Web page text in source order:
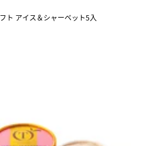
ト アイス＆シャーベット5入